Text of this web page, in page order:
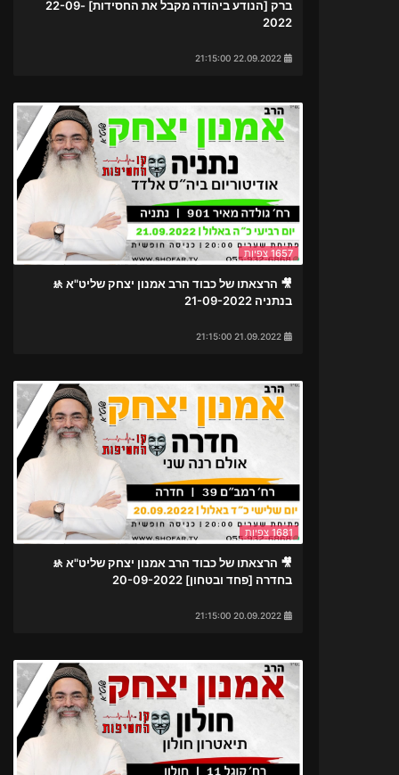
ברק [הנודע ביהודה מקבל את החסידות] 22-09-
2022
1657 צפיות
🎥 הרצאתו של כבוד הרב אמנון יצחק שליט"א 🚸
בנתניה 21-09-2022
1681 צפיות
🎥 הרצאתו של כבוד הרב אמנון יצחק שליט"א 🚸
בחדרה [פחד ובטחון] 20-09-2022